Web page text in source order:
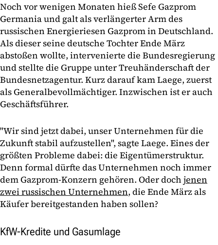
Noch vor wenigen Monaten hieß Sefe Gazprom
Germania und galt als verlängerter Arm des
russischen Energieriesen Gazprom in Deutschland.
Als dieser seine deutsche Tochter Ende März
abstoßen wollte, intervenierte die Bundesregierung
und stellte die Gruppe unter Treuhänderschaft der
Bundesnetzagentur. Kurz darauf kam Laege, zuerst
als Generalbevollmächtiger. Inzwischen ist er auch
Geschäftsführer.
"Wir sind jetzt dabei, unser Unternehmen für die
Zukunft stabil aufzustellen", sagte Laege. Eines der
größten Probleme dabei: die Eigentümerstruktur.
Denn formal dürfte das Unternehmen noch immer
dem Gazprom-Konzern gehören. Oder doch jenen
zwei russischen Unternehmen, die Ende März als
Käufer bereitgestanden haben sollen?
KfW-Kredite und Gasumlage